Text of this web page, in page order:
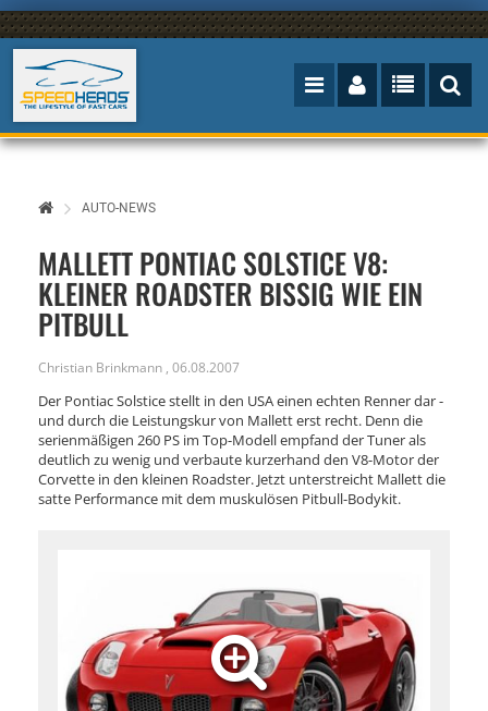
AUTO-NEWS
MALLETT PONTIAC SOLSTICE V8:
KLEINER ROADSTER BISSIG WIE EIN
PITBULL
Christian Brinkmann , 06.08.2007
Der Pontiac Solstice stellt in den USA einen echten Renner dar -
und durch die Leistungskur von Mallett erst recht. Denn die
serienmäßigen 260 PS im Top-Modell empfand der Tuner als
deutlich zu wenig und verbaute kurzerhand den V8-Motor der
Corvette in den kleinen Roadster. Jetzt unterstreicht Mallett die
satte Performance mit dem muskulösen Pitbull-Bodykit.